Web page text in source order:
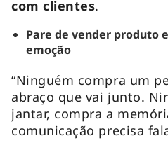
com clientes.
Pare de vender produto
emoção
“Ninguém compra um
abraço que vai junto.
jantar, compra a
comunicação precisa